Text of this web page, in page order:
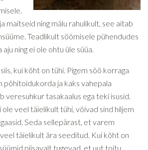
maitseid ning mälu rahulikult, see aitab
Teadlikult söömisele pühendudes
ning ei ole ohtu üle süüa.
kui kõht on tühi. Pigem söö korraga
põhitoidukorda ja kaks vahepala
veresuhkur tasakaalus ega teki isusid.
ole veel täielikult tühi, võivad sind hiljem
Seda sellepärast, et varem
täielikult ära seeditud. Kui kõht on
piisavalt tugevad, et uut toitu